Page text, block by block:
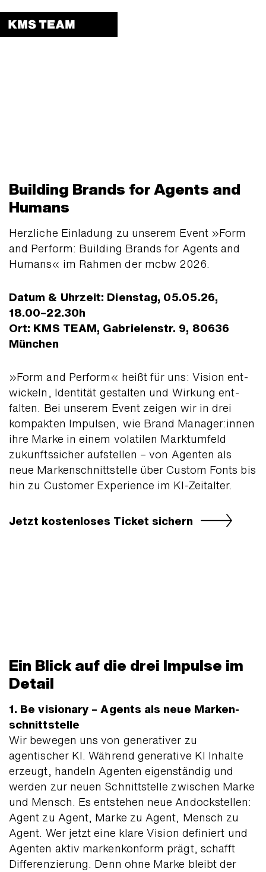
Building Brands for Agents and
Humans
Herzliche Ein­ladung zu unserem Event »Form
and Perform: Building Brands for Agents and
Humans« im Rahmen der mcbw 2026.
Datum & Uhrzeit: Dienstag, 05.05.26,
18.00–22.30h
Ort: KMS TEAM, Gabrielenstr. 9, 80636
München
»Form and Perform« heißt für uns: Vision ent­
wickeln, Identi­tät gestalten und Wirkung ent­
falten. Bei unserem Event zeigen wir in drei
kom­pakten Impulsen, wie Brand Manager:innen
ihre Marke in einem volatilen Markt­umfeld
zukunfts­sicher auf­stellen – von Agenten als
neue Marken­schnitt­stelle über Custom Fonts bis
hin zu Cus­tomer Experience im KI-Zeitalter.
Jetzt kostenloses Ticket sichern
Ein Blick auf die drei Impulse im
Detail
1. Be visionary – Agents als neue Marken­
schnitt­stelle
Wir bewegen uns von generativer zu
agentischer KI. Während generative KI Inhalte
erzeugt, handeln Agenten eigen­ständig und
werden zur neuen Schnitt­stelle zwischen Marke
und Mensch. Es ent­stehen neue Andock­stellen:
Agent zu Agent, Marke zu Agent, Mensch zu
Agent. Wer jetzt eine klare Vision definiert und
Agenten aktiv marken­konform prägt, schafft
Differen­zierung. Denn ohne Marke bleibt der